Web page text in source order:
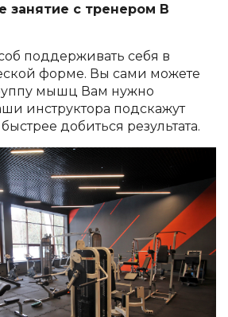
занятие с тренером В
поддерживать себя в
форме. Вы сами можете
мышц Вам нужно
инструктора подскажут
добиться результата.